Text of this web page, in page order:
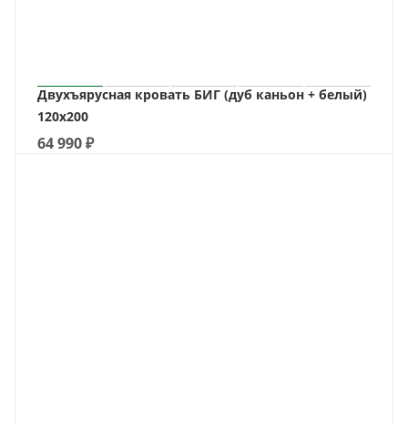
Двухъярусная кровать БИГ (дуб каньон + белый)
120х200
64 990₽